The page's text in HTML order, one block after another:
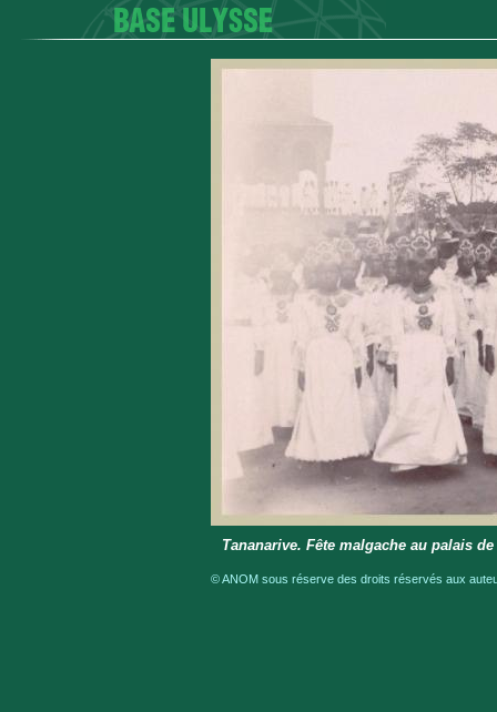
Tananarive. Fête malgache au palais
© ANOM sous réserve des droits réservés aux